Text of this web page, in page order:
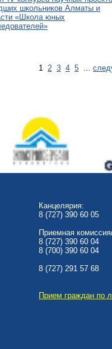
школьников Алматы и
«Школа юных
1 2 3 4 5 ...
Канцелярия:
8 (727) 390 60 05
Приемная
8 (727) 390 60 04
8 (700) 390 60 04
8 (727) 291 57 68
Прием граждан по